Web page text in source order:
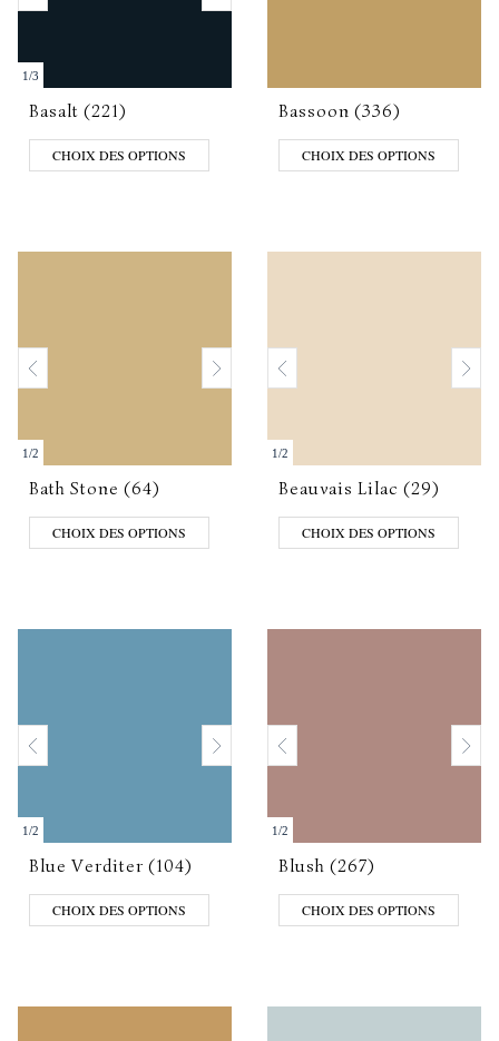
1/3
Basalt (221)
CHOIX DES OPTIONS
Bassoon (336)
CHOIX DES OPTIONS
1/2
Bath Stone (64)
CHOIX DES OPTIONS
1/2
Beauvais Lilac (29)
CHOIX DES OPTIONS
1/2
Blue Verditer (104)
CHOIX DES OPTIONS
1/2
Blush (267)
CHOIX DES OPTIONS